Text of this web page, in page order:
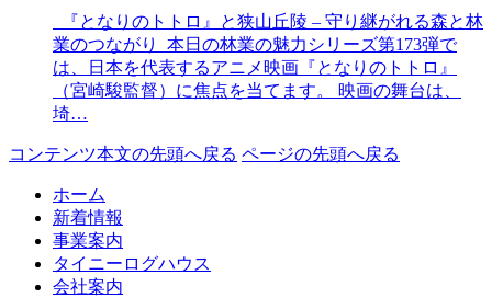
『となりのトトロ』と狭山丘陵 – 守り継がれる森と林
業のつながり 本日の林業の魅力シリーズ第173弾で
は、日本を代表するアニメ映画『となりのトトロ』
（宮崎駿監督）に焦点を当てます。 映画の舞台は、
埼…
コンテンツ本文の先頭へ戻る ページの先頭へ戻る
ホーム
新着情報
事業案内
タイニーログハウス
会社案内